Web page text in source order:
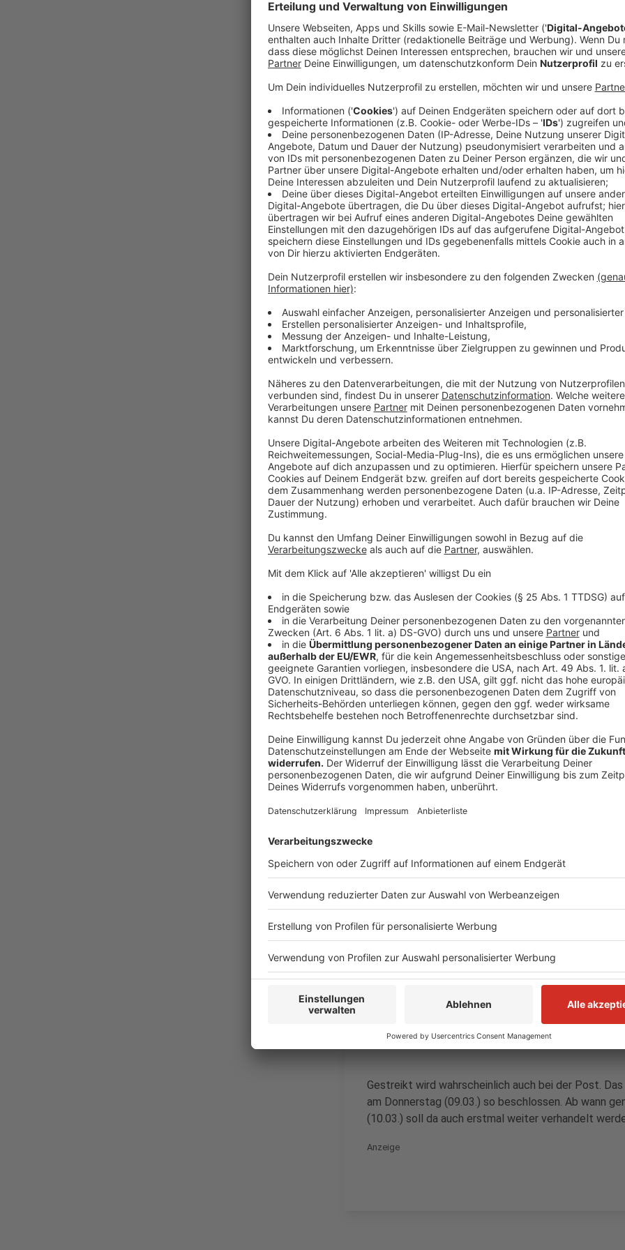
Die Verhandlungssituation in der aktuellen Tarif-
festgefahren. Um den Druck zu erhöhen, streiken
Rhein-Kreis Neuss.
NE-WS 89.4 | Ton zum Anhören
Ver.di Sprecher Dominik
Streikbegründung
Anzeige
Angeboten wurdeeine Erhöhung der Entgelte von
Mitte 2024, über eine Laufzeit von 27 Monaten.
in zwei Raten von 1.500 und 1.000 Euro gegeben.
mindestens 500 Euro deutlich mehr. Außerdem soll,
Inflation, möchte Ver.di, dass der Tarif-Vertrag 12
Studierende und Praktikanten fordert Ver.di 200 Euro
Anzeige
NE-WS 89.4 | Ton zum Anhören
Ver.di Sprecher Dominik
Angeboten wurdeeine Erhöhung der Entgelte von
Mitte 2024, über eine Laufzeit von 27 Monaten.
in zwei Raten von 1.500 und 1.000 Euro gegeben.
mindestens 500 Euro deutlich mehr. Außerdem
Inflation, möchte Ver.di, dass der Tarif-Vertrag 12
Studierende und Praktikanten fordert Ver.di 200 Euro
Anzeige
Kundgebungen im Rhein-Kreis Neuss
Anzeige
Im Rhein-Kreis Neuss gibt es Kundgebungen vor
In Korschenbroich liegt der Fokus dabei auf den
der Kreis-Verwaltung und der Banken, wie der
der Neusser Kundgebung.
Anzeige
NE-WS 89.4 | Ton zum Anhören
Ver.di Sprecher Dominik
Anzeige
Gestreikt wird wahrscheinlich auch bei der Post.
am Donnerstag (09.03.) so beschlossen. Ab wann
(10.03.) soll da auch erstmal weiter verhandelt
Anzeige